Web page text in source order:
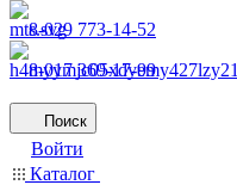
8-029 773-14-52
8-017 369-17-99
Поиск
Войти
Каталог